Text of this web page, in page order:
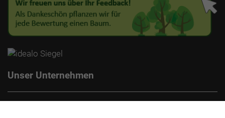
Unser Unternehmen